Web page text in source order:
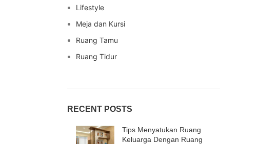
Lifestyle
Meja dan Kursi
Ruang Tamu
Ruang Tidur
RECENT POSTS
Tips Menyatukan Ruang
Keluarga Dengan Ruang